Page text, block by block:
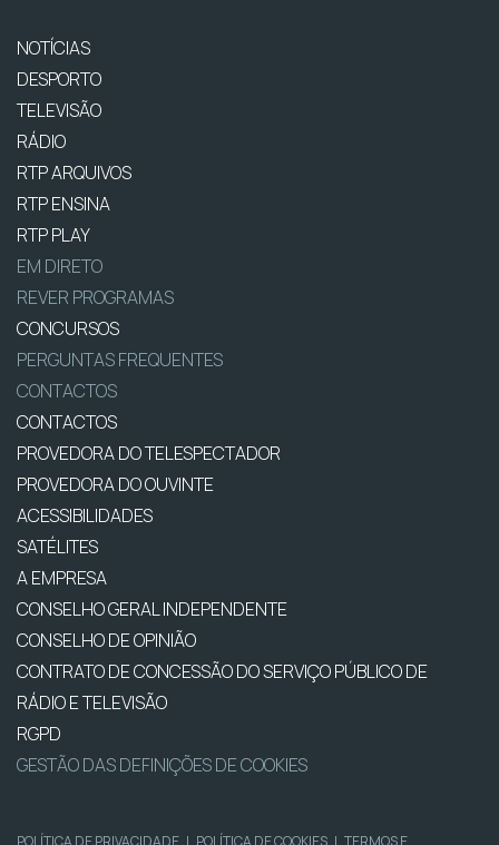
NOTÍCIAS
DESPORTO
TELEVISÃO
RÁDIO
RTP ARQUIVOS
RTP ENSINA
RTP PLAY
EM DIRETO
REVER PROGRAMAS
CONCURSOS
PERGUNTAS FREQUENTES
CONTACTOS
CONTACTOS
PROVEDORA DO TELESPECTADOR
PROVEDORA DO OUVINTE
ACESSIBILIDADES
SATÉLITES
A EMPRESA
CONSELHO GERAL INDEPENDENTE
CONSELHO DE OPINIÃO
CONTRATO DE CONCESSÃO DO SERVIÇO PÚBLICO DE
RÁDIO E TELEVISÃO
RGPD
GESTÃO DAS DEFINIÇÕES DE COOKIES